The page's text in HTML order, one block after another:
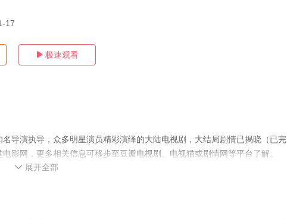
17
 极速观看
导演执导，众多明星演员精彩演绎的大陆电视剧，大结局剧情已揭晓（已完
影网，更多相关信息可移步至豆瓣电视剧、电视猫或剧情网等平台了解。
 展开全部